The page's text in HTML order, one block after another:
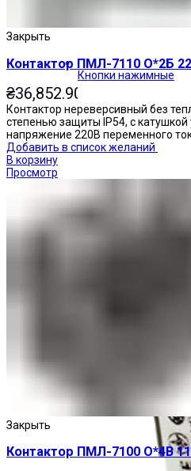
Кнопки нажимные
Закрыть
Контактор ПМЛ-7110 О*2Б
₴36,852.90
Контактор нереверсивный без
степенью защиты IP54, с
напряжение 220В переменного
Добавить в список желаний
В корзину
Просмотр
Закрыть
Контактор ПМЛ-7100 О*4В